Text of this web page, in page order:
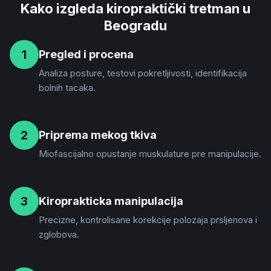
Kako izgleda kiropraktički tretman u
Beogradu
1 Pregled i procena
Analiza posture, testovi pokretljivosti, identifikacija
bolnih tacaka.
2 Priprema mekog tkiva
Miofascijalno opustanje muskulature pre manipulacije.
3 Kiroprakticka manipulacija
Precizne, kontrolisane korekcije polozaja prsljenova i
zglobova.